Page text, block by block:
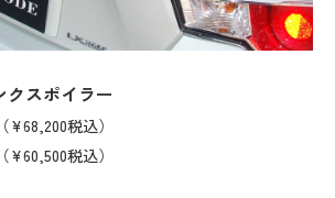
クスポイラー
（¥68,200税込）
（¥60,500税込）